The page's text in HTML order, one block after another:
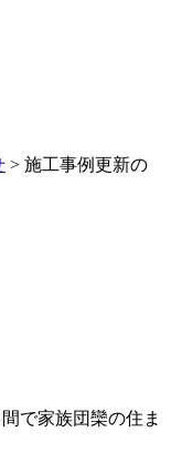
> 施工事例更新の
で家族団欒の住ま